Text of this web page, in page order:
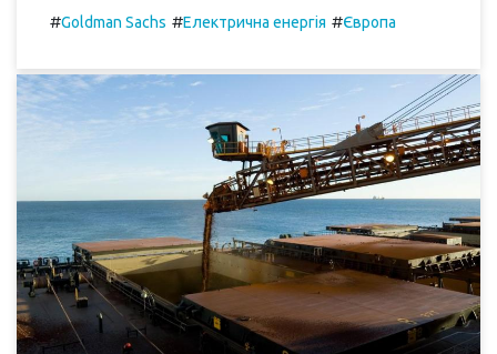
#Goldman Sachs #Електрична енергія #Європа